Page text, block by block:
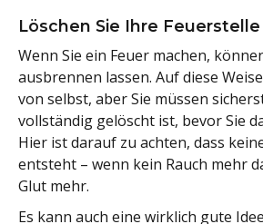
Löschen Sie Ihre
Wenn Sie ein Feuer machen,
ausbrennen lassen. Auf diese
von selbst, aber Sie müssen
vollständig gelöscht ist, bevor Sie
Hier ist darauf zu achten, dass
entsteht – wenn kein Rauch mehr
Glut mehr.
Es kann auch eine wirklich gute